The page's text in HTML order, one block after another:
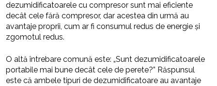
dezumidificatoarele cu compresor sunt mai eficiente
decât cele fără compresor, dar acestea din urmă au
avantaje proprii, cum ar fi consumul redus de energie și
zgomotul redus.
O altă întrebare comună este: „Sunt dezumidificatoarele
portabile mai bune decât cele de perete?” Răspunsul
este că ambele tipuri de dezumidificatoare au avantaje